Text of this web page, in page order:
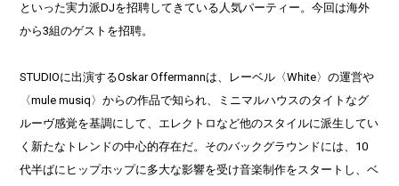
といった実力派DJを招聘してきている人気パーティー。今回は海外
から3組のゲストを招聘。
STUDIOに出演するOskar Offermannは、レーベル〈White〉の運営や
〈mule musiq〉からの作品で知られ、ミニマルハウスのタイトなグ
ルーヴ感覚を基調にして、エレクトロなど他のスタイルに派生してい
く新たなトレンドの中心的存在だ。そのバックグラウンドには、10
代半ばにヒップホップに多大な影響を受け音楽制作をスタートし、ベ